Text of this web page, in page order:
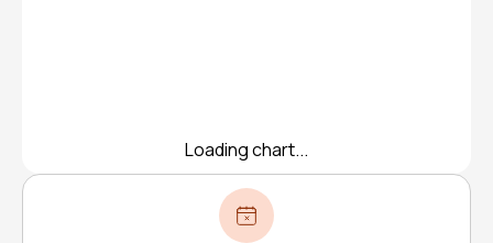
Loading chart...